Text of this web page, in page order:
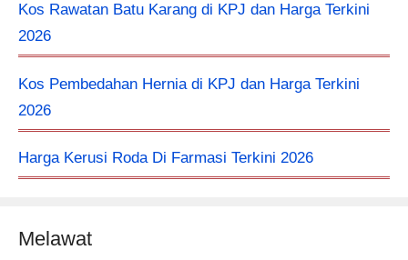
Kos Rawatan Batu Karang di KPJ dan Harga Terkini
2026
Kos Pembedahan Hernia di KPJ dan Harga Terkini
2026
Harga Kerusi Roda Di Farmasi Terkini 2026
Melawat